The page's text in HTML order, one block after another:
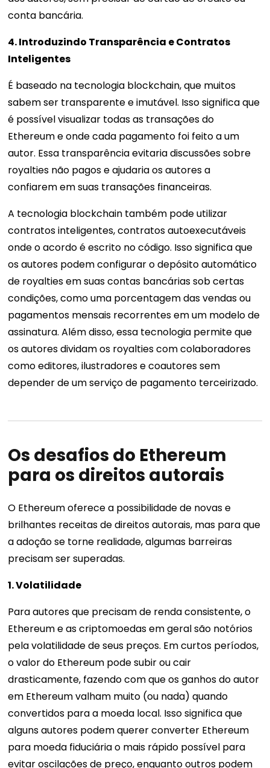
conta bancária.
4. Introduzindo Transparência e Contratos
Inteligentes
É baseado na tecnologia blockchain, que muitos
sabem ser transparente e imutável. Isso significa que
é possível visualizar todas as transações do
Ethereum e onde cada pagamento foi feito a um
autor. Essa transparência evitaria discussões sobre
royalties não pagos e ajudaria os autores a
confiarem em suas transações financeiras.
A tecnologia blockchain também pode utilizar
contratos inteligentes, contratos autoexecutáveis ​​
onde o acordo é escrito no código. Isso significa que
os autores podem configurar o depósito automático
de royalties em suas contas bancárias sob certas
condições, como uma porcentagem das vendas ou
pagamentos mensais recorrentes em um modelo de
assinatura. Além disso, essa tecnologia permite que
os autores dividam os royalties com colaboradores
como editores, ilustradores e coautores sem
depender de um serviço de pagamento terceirizado.
Os desafios do Ethereum
para os direitos autorais
O Ethereum oferece a possibilidade de novas e
brilhantes receitas de direitos autorais, mas para que
a adoção se torne realidade, algumas barreiras
precisam ser superadas.
1. Volatilidade
Para autores que precisam de renda consistente, o
Ethereum e as criptomoedas em geral são notórios
pela volatilidade de seus preços. Em curtos períodos,
o valor do Ethereum pode subir ou cair
drasticamente, fazendo com que os ganhos do autor
em Ethereum valham muito (ou nada) quando
convertidos para a moeda local. Isso significa que
alguns autores podem querer converter Ethereum
para moeda fiduciária o mais rápido possível para
evitar oscilações de preço, enquanto outros podem